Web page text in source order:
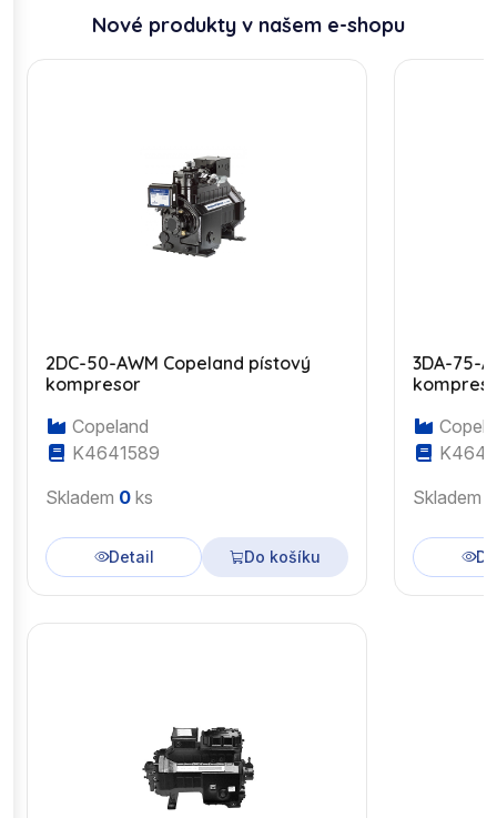
Nové produkty v našem e-shopu
2DC-50-AWM Copeland pístový
kompresor
Copeland
K4641589
Skladem 0 ks
Detail Do košíku
3DA-75-
Skladem